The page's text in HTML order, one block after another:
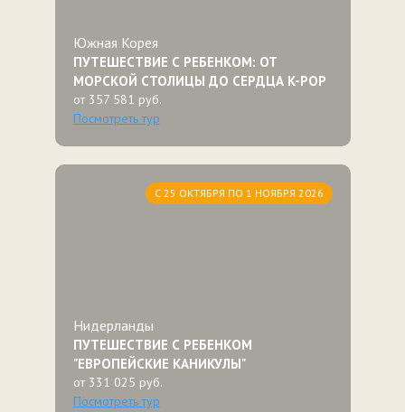
Южная Корея
ПУТЕШЕСТВИЕ С РЕБЕНКОМ: ОТ
МОРСКОЙ СТОЛИЦЫ ДО СЕРДЦА K-POP
от 357 581 руб.
Посмотреть тур
С 25 ОКТЯБРЯ ПО 1 НОЯБРЯ 2026
Нидерланды
ПУТЕШЕСТВИЕ С РЕБЕНКОМ
"ЕВРОПЕЙСКИЕ КАНИКУЛЫ"
от 331 025 руб.
Посмотреть тур